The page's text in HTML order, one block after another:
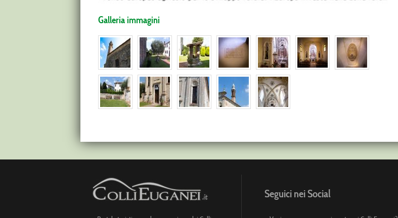
Galleria immagini
Seguici nei Social